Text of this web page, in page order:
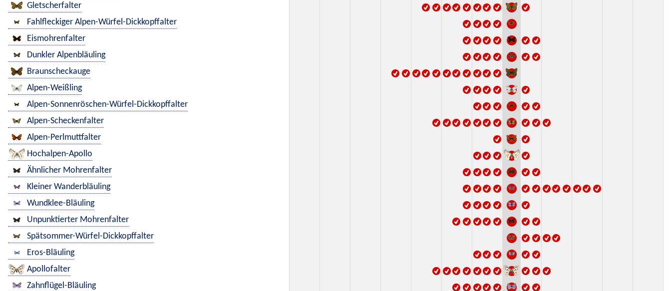
Gletscherfalter
Fahlfleckiger Alpen-Würfel-Dickkopffalter
Eismohrenfalter
Dunkler Alpenbläuling
Braunscheckauge
Alpen-Weißling
Alpen-Sonnenröschen-Würfel-Dickkopffalter
Alpen-Scheckenfalter
Alpen-Perlmuttfalter
Hochalpen-Apollo
Ähnlicher Mohrenfalter
Kleiner Wanderbläuling
Wundklee-Bläuling
Unpunktierter Mohrenfalter
Spätsommer-Würfel-Dickkopffalter
Eros-Bläuling
Apollofalter
Zahnflügel-Bläuling